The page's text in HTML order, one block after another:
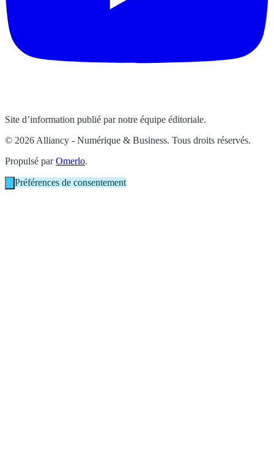
Site d’information publié par notre équipe éditoriale.
© 2026 Alliancy - Numérique & Business. Tous droits réservés.
Propulsé parOmerlo.
Préférences de consentement